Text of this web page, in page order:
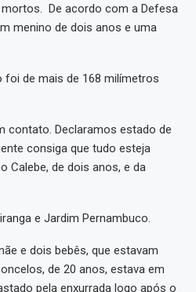
De acordo com a Defesa
menino de dois anos e uma
foi de mais de 168 milímetros
contato. Declaramos estado de
consiga que tudo esteja
Calebe, de dois anos, e da
e Jardim Pernambuco.
e dois bebês, que estavam
de 20 anos, estava em
pela enxurrada logo após o